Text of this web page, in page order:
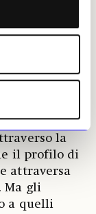
al livello
le
quelle
la
il profilo di
attraversa
Ma gli
a quelli